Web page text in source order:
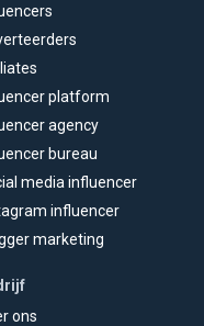
platform
agency
bureau
media influencer
influencer
marketing
ons